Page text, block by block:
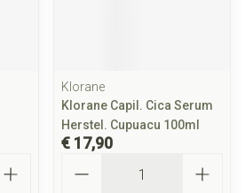
Klorane
Klorane Capil. Cica Serum
Herstel. Cupuacu 100ml
€ 17,90